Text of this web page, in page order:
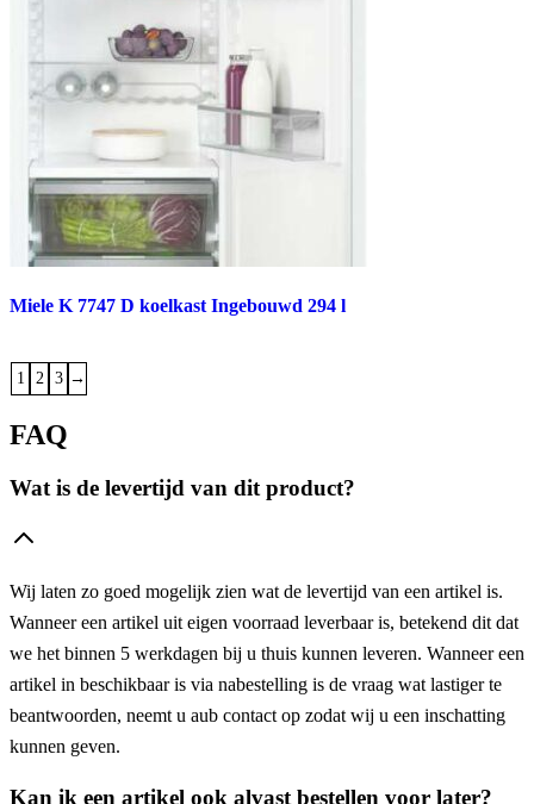
Miele K 7747 D koelkast Ingebouwd 294 l
1 2 3 →
FAQ
Wat is de levertijd van dit product?
Wij laten zo goed mogelijk zien wat de levertijd van een artikel is.
Wanneer een artikel uit eigen voorraad leverbaar is, betekend dit dat
we het binnen 5 werkdagen bij u thuis kunnen leveren. Wanneer een
artikel in beschikbaar is via nabestelling is de vraag wat lastiger te
beantwoorden, neemt u aub contact op zodat wij u een inschatting
kunnen geven.
Kan ik een artikel ook alvast bestellen voor later?